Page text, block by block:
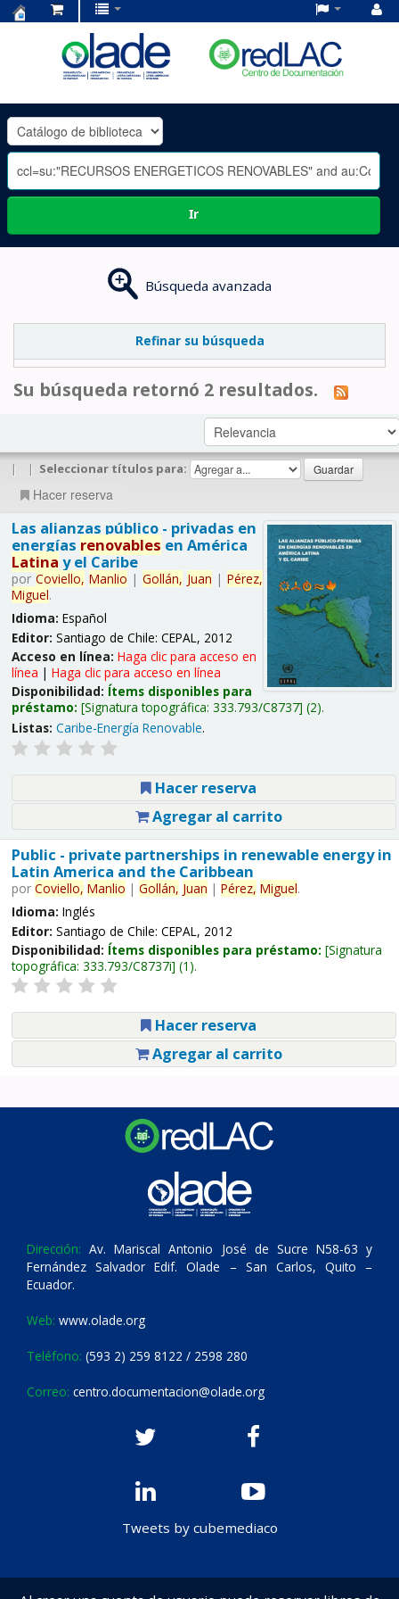
OLADE
-
Ir
Búsqueda avanzada
Refinar su búsqueda
Su búsqueda retornó 2 resultados.
| | Seleccionar títulos para:
Hacer reserva
Las alianzas público - privadas en
energías renovables en América
Latina y el Caribe
por Coviello, Manlio | Gollán, Juan | Pérez,
Miguel.
Idioma: Español
Editor: Santiago de Chile: CEPAL, 2012
Acceso en línea: Haga clic para acceso en
línea | Haga clic para acceso en línea
Disponibilidad: Ítems disponibles para
préstamo: Signatura topográfica: 333.793/C8737 (2).
Listas: Caribe-Energía Renovable.
Hacer reserva
Agregar al carrito
Public - private partnerships in renewable energy in
Latin America and the Caribbean
por Coviello, Manlio | Gollán, Juan | Pérez, Miguel.
Idioma: Inglés
Editor: Santiago de Chile: CEPAL, 2012
Disponibilidad: Ítems disponibles para préstamo: Signatura
topográfica: 333.793/C8737i (1).
Hacer reserva
Agregar al carrito
Dirección: Av. Mariscal Antonio José de Sucre N58-63 y
Fernández Salvador Edif. Olade – San Carlos, Quito –
Ecuador.
Web: www.olade.org
Teléfono: (593 2) 259 8122 / 2598 280
Correo: centro.documentacion@olade.org
Tweets by cubemediaco